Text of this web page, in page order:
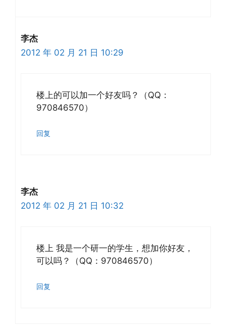
李杰
2012 年 02 月 21 日 10:29
楼上的可以加一个好友吗？（QQ：
970846570）
回复
李杰
2012 年 02 月 21 日 10:32
楼上 我是一个研一的学生，想加你好友，
可以吗？（QQ：970846570）
回复